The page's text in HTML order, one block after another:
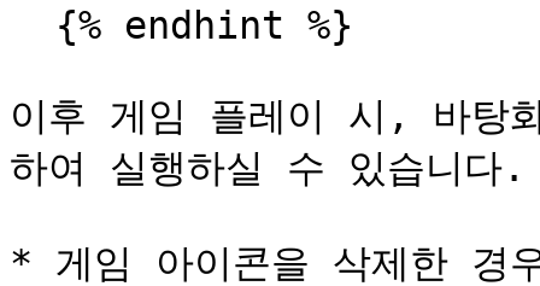
이후 게임 플레이 시, 바탕
하여 실행하실 수 있습니다.
* 게임 아이콘을 삭제한 경